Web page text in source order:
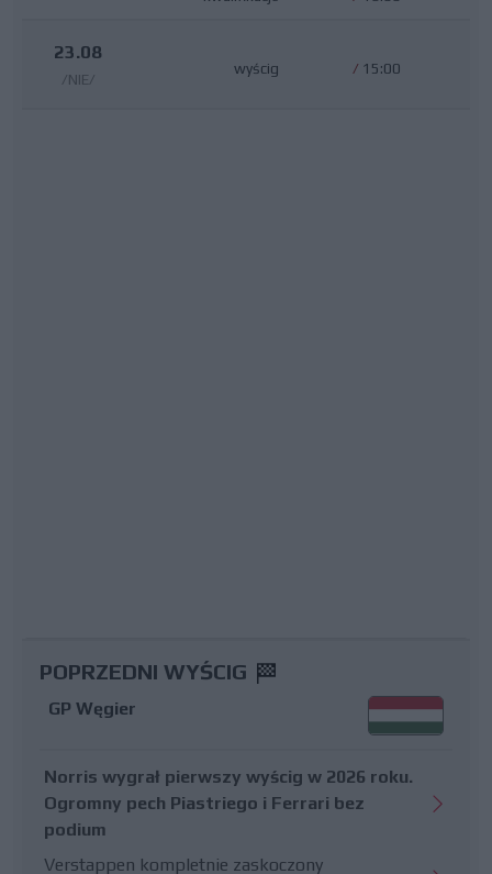
23.08
/NIE/
wyścig / 15:00
POPRZEDNI WYŚCIG
GP Węgier
Norris wygrał pierwszy wyścig w 2026 roku.
Ogromny pech Piastriego i Ferrari bez
podium
Verstappen kompletnie zaskoczony